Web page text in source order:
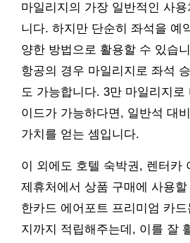
마일리지의 가장 일반적인 사
니다. 하지만 단순히 좌석을 예
양한 방법으로 활용할 수 있습
항공의 경우 마일리지로 좌석
도 가능합니다. 3만 마일리지로
이드가 가능하다면, 일반석 대
가치를 얻는 셈입니다.
이 외에도 호텔 숙박권, 렌터카
제휴처에서 상품 구매에 사용
한카드 에어포트 프리미엄 카드
지까지 적립해주는데, 이를 잘